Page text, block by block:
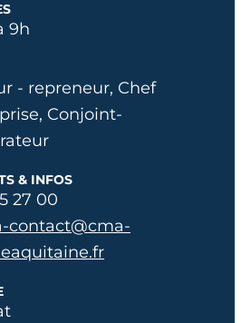
9h
- repreneur, Chef
Conjoint-
& INFOS
27 00
contact@cma-